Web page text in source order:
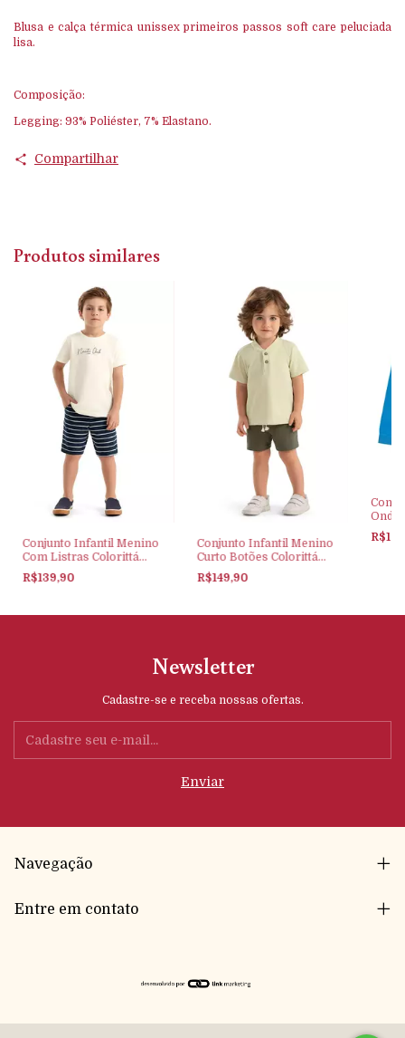
Blusa e calça térmica unissex primeiros passos soft care peluciada
lisa.
Composição:
Legging: 93% Poliéster, 7% Elastano.
Compartilhar
Produtos similares
Conjunto Infantil Menino
Com Listras Colorittá
Branco
R$139,90
Conjunto Infantil Menino
Curto Botões Colorittá
Verde
R$149,90
Onda
Newsletter
Cadastre-se e receba nossas ofertas.
Navegação
Entre em contato